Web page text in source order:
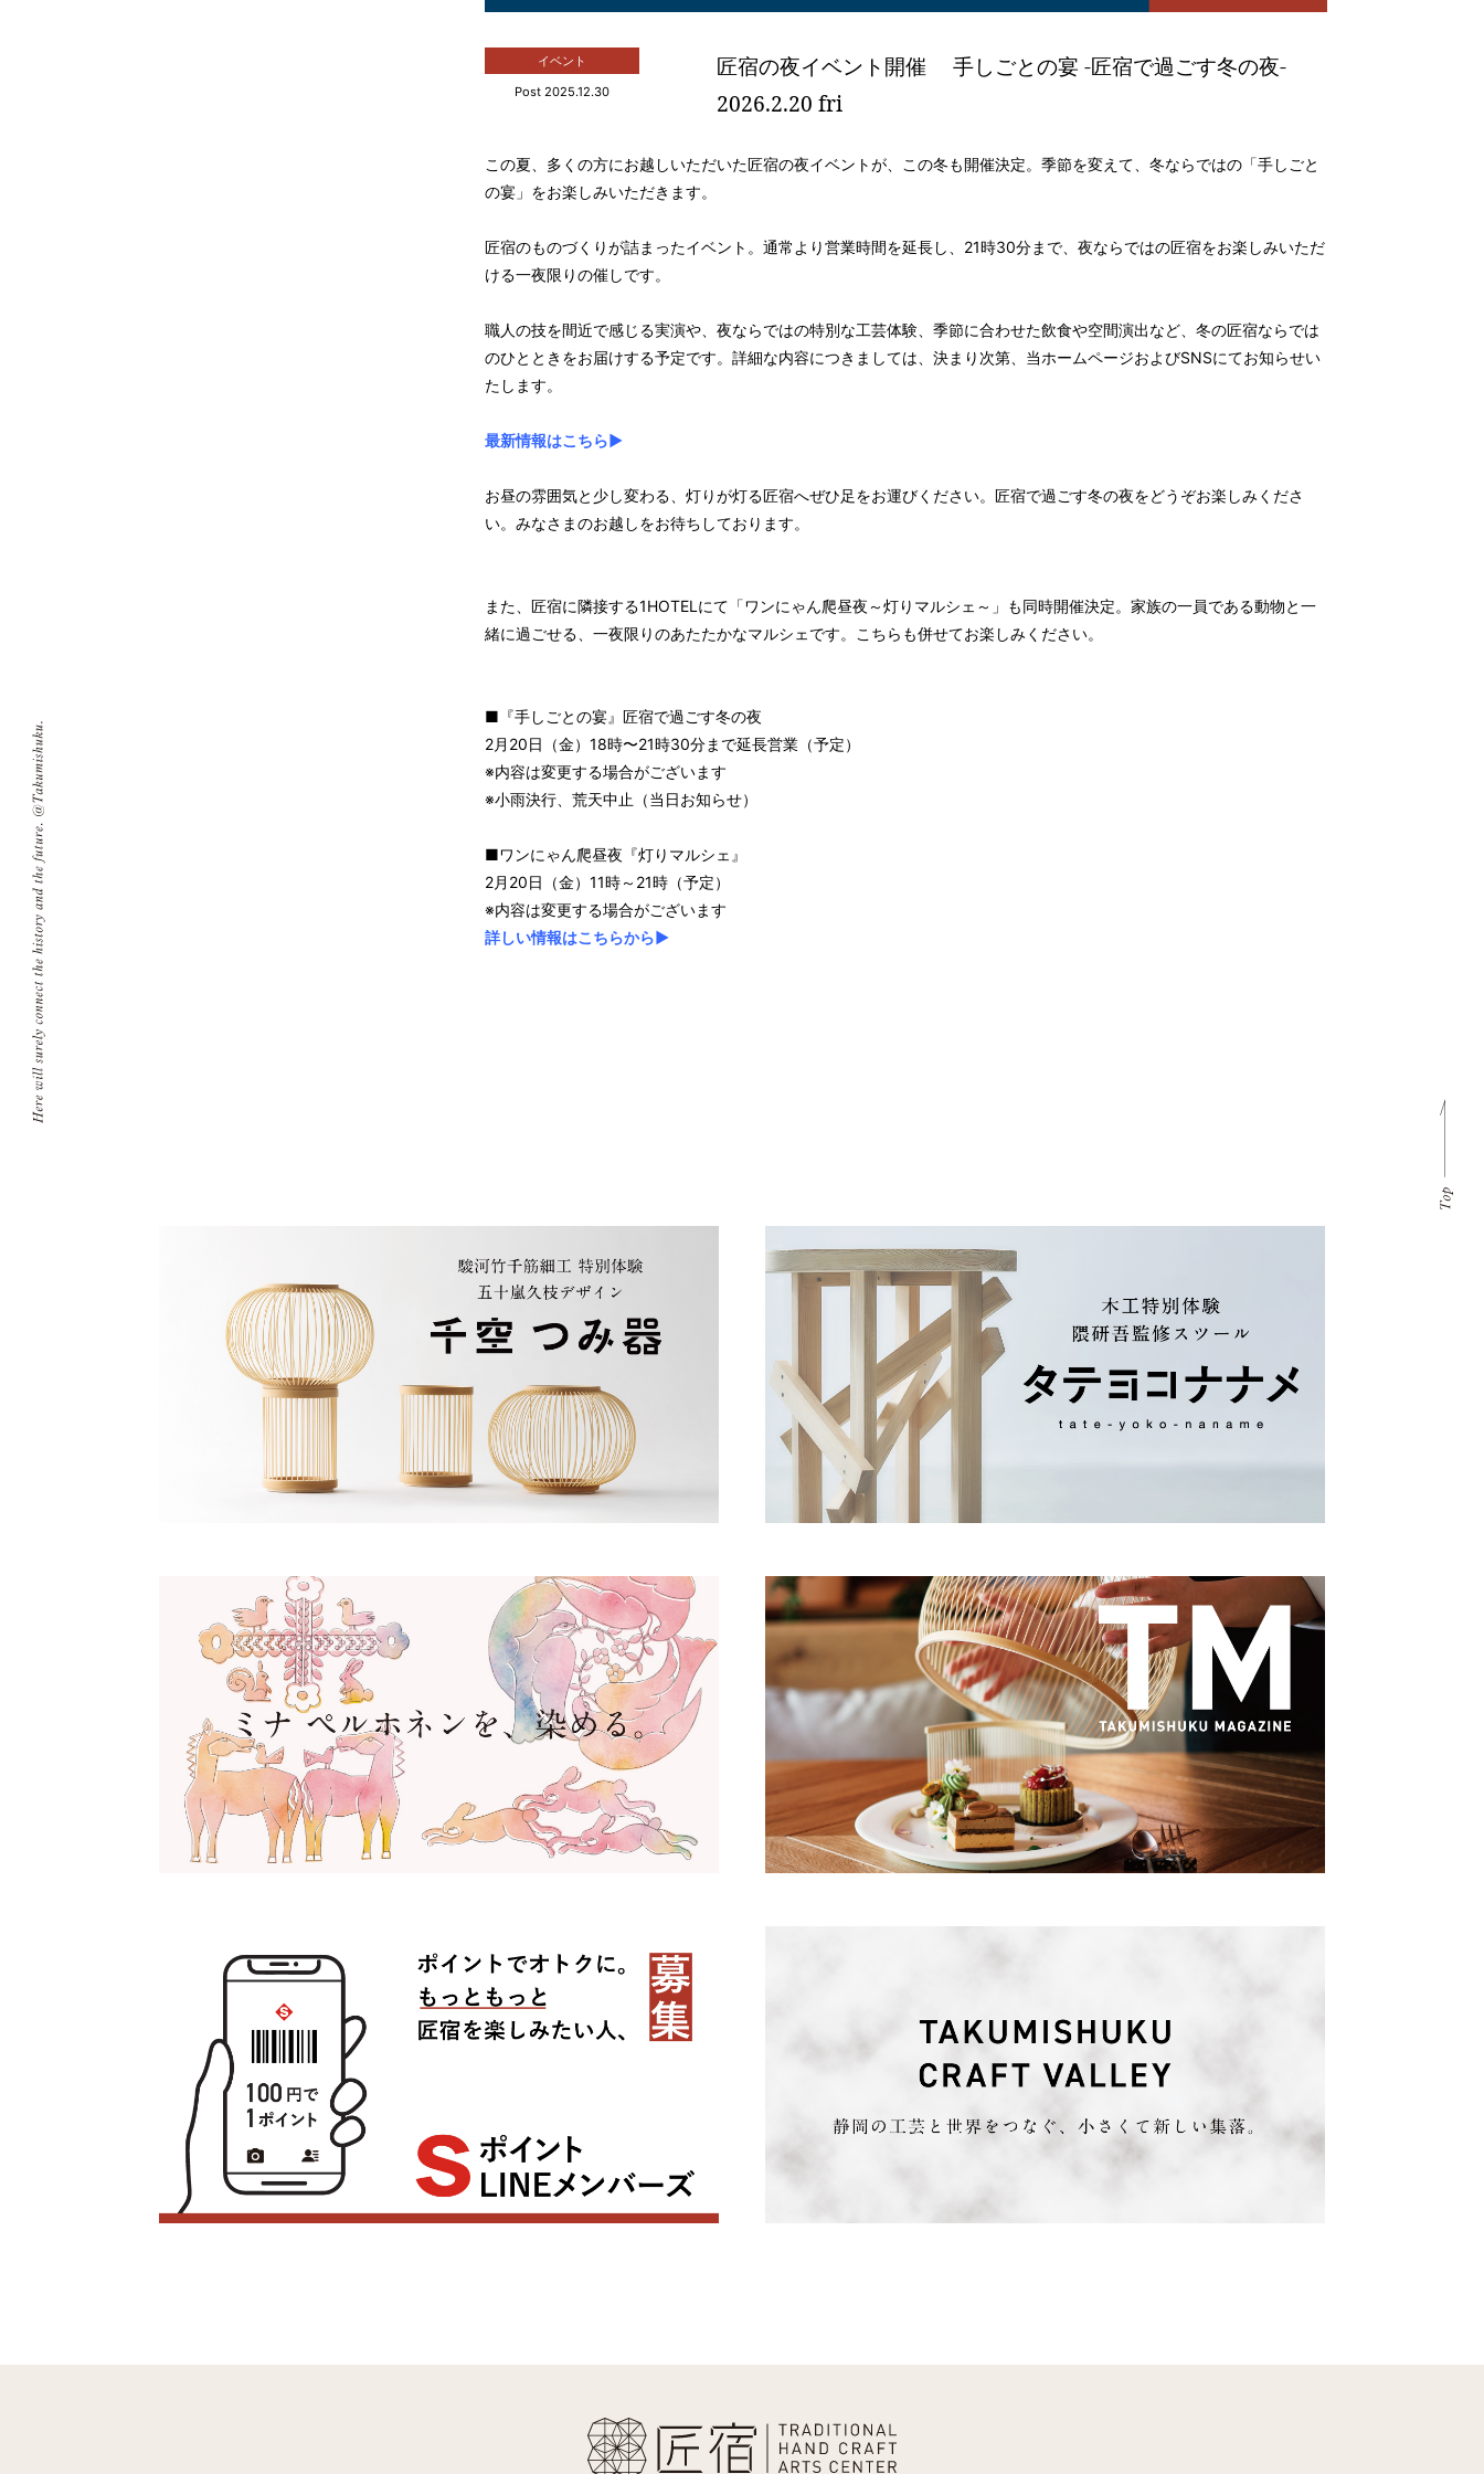
イベント
Post 2025.12.30
匠宿の夜イベント開催 手しごとの宴 -匠宿で過ごす冬の夜-
2026.2.20 fri
この夏、多くの方にお越しいただいた匠宿の夜イベントが、この冬も開催決定。季節を変えて、冬ならではの「手しごと
の宴」をお楽しみいただきます。
匠宿のものづくりが詰まったイベント。通常より営業時間を延長し、21時30分まで、夜ならではの匠宿をお楽しみいただ
ける一夜限りの催しです。
職人の技を間近で感じる実演や、夜ならではの特別な工芸体験、季節に合わせた飲食や空間演出など、冬の匠宿ならでは
のひとときをお届けする予定です。詳細な内容につきましては、決まり次第、当ホームページおよびSNSにてお知らせい
たします。
最新情報はこちら▶
お昼の雰囲気と少し変わる、灯りが灯る匠宿へぜひ足をお運びください。匠宿で過ごす冬の夜をどうぞお楽しみくださ
い。みなさまのお越しをお待ちしております。
また、匠宿に隣接する1HOTELにて「ワンにゃん爬昼夜～灯りマルシェ～」も同時開催決定。家族の一員である動物と一
緒に過ごせる、一夜限りのあたたかなマルシェです。こちらも併せてお楽しみください。
■『手しごとの宴』匠宿で過ごす冬の夜
2月20日（金）18時〜21時30分まで延長営業（予定）
※内容は変更する場合がございます
※小雨決行、荒天中止（当日お知らせ）
■ワンにゃん爬昼夜『灯りマルシェ』
2月20日（金）11時～21時（予定）
※内容は変更する場合がございます
詳しい情報はこちらから▶